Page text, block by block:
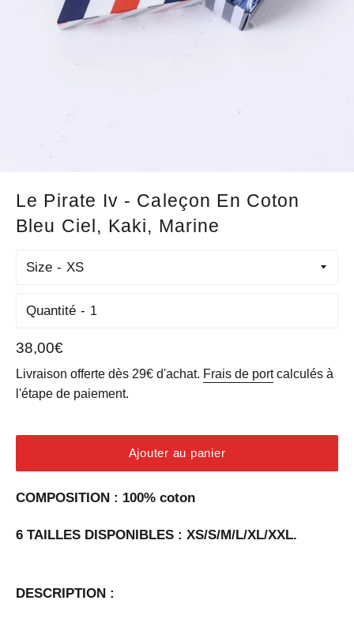
Le Pirate Iv - Caleçon En Coton
Bleu Ciel, Kaki, Marine
Size
Quantité
Prix
régulier
38,00€
Livraison offerte dès 29€ d'achat. Frais de portcalculés à
l'étape de paiement.
Ajouter au panier
COMPOSITION : 100% coton
6 TAILLES DISPONIBLES : XS/S/M/L/XL/XXL.
DESCRIPTION :